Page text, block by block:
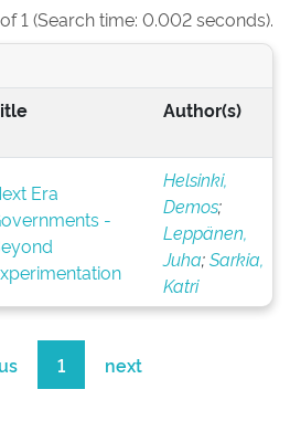
1 (Search time: 0.002 seconds).
Author(s)
Era
-
Helsinki,
Demos;
Leppänen,
Juha;Sarkia,
Katri
1 next